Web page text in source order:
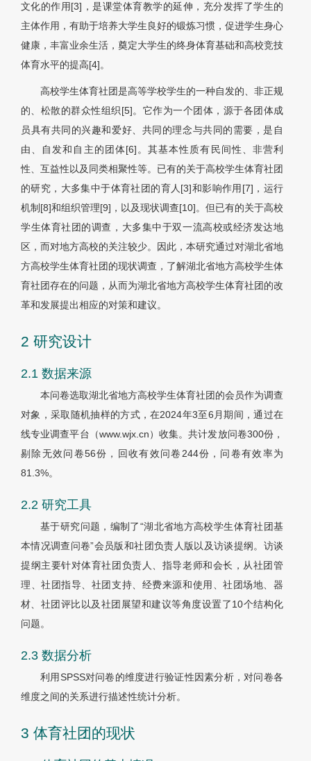
文化的作用[3]，是课堂体育教学的延伸，充分发挥了学生的
主体作用，有助于培养大学生良好的锻炼习惯，促进学生身心
健康，丰富业余生活，奠定大学生的终身体育基础和高校竞技
体育水平的提高[4]。
高校学生体育社团是高等学校学生的一种自发的、非正规
的、松散的群众性组织[5]。它作为一个团体，源于各团体成
员具有共同的兴趣和爱好、共同的理念与共同的需要，是自
由、自发和自主的团体[6]。其基本性质有民间性、非营利
性、互益性以及同类相聚性等。已有的关于高校学生体育社团
的研究，大多集中于体育社团的育人[3]和影响作用[7]，运行
机制[8]和组织管理[9]，以及现状调查[10]。但已有的关于高校
学生体育社团的调查，大多集中于双一流高校或经济发达地
区，而对地方高校的关注较少。因此，本研究通过对湖北省地
方高校学生体育社团的现状调查，了解湖北省地方高校学生体
育社团存在的问题，从而为湖北省地方高校学生体育社团的改
革和发展提出相应的对策和建议。
2 研究设计
2.1 数据来源
本问卷选取湖北省地方高校学生体育社团的会员作为调查
对象，采取随机抽样的方式，在2024年3至6月期间，通过在
线专业调查平台（www.wjx.cn）收集。共计发放问卷300份，
剔除无效问卷56份，回收有效问卷244份，问卷有效率为
81.3%。
2.2 研究工具
基于研究问题，编制了“湖北省地方高校学生体育社团基
本情况调查问卷”会员版和社团负责人版以及访谈提纲。访谈
提纲主要针对体育社团负责人、指导老师和会长，从社团管
理、社团指导、社团支持、经费来源和使用、社团场地、器
材、社团评比以及社团展望和建议等角度设置了10个结构化
问题。
2.3 数据分析
利用SPSS对问卷的维度进行验证性因素分析，对问卷各
维度之间的关系进行描述性统计分析。
3 体育社团的现状